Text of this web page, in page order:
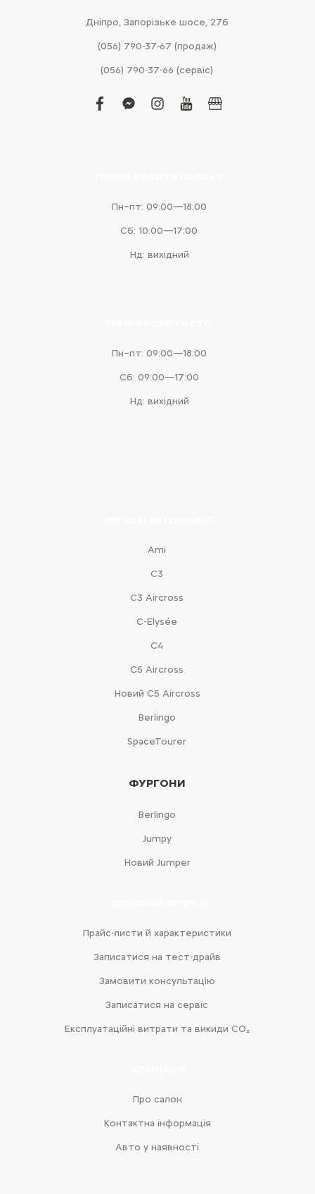
Дніпро, Запорізьке шосе, 27б
(056) 790-37-67 (продаж)
(056) 790-37-66 (сервіс)
facebook
facebook-
instagram
youtubebusiness
Пн–пт: 09:00—18:00
Сб: 10:00—17:00
Нд: вихідний
Пн–пт: 09:00—18:00
Сб: 09:00—17:00
Нд: вихідний
Ami
С3
С3 Aircross
C-Elysée
С4
С5 Aircross
Новий С5 Aircross
Berlingo
SpaceTourer
ФУРГОНИ
Berlingo
Jumpy
Новий Jumper
Прайс-листи й характеристики
Записатися на тест-драйв
Замовити консультацію
Записатися на сервіс
Експлуатаційні витрати та викиди CO₂
Про салон
Контактна інформація
Авто у наявності